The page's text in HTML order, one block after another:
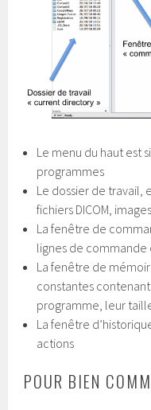
Le menu du haut est
programmes
Le dossier de travail,
fichiers DICOM,
La fenêtre de
lignes de
La fenêtre de
constantes
programme, leur
La fenêtre
actions
POUR BIEN